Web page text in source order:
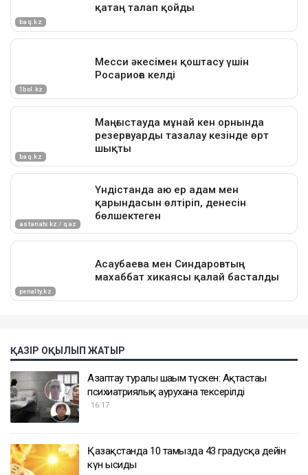
ҚАЗІР ОҚЫЛЫП ЖАТЫР
Азаптау туралы шағым түскен: Ақтастағы
психиатриялық аурухана тексерілді
16:17
Қазақстанда 10 тамызда 43 градусқа дейін
күн ысиды